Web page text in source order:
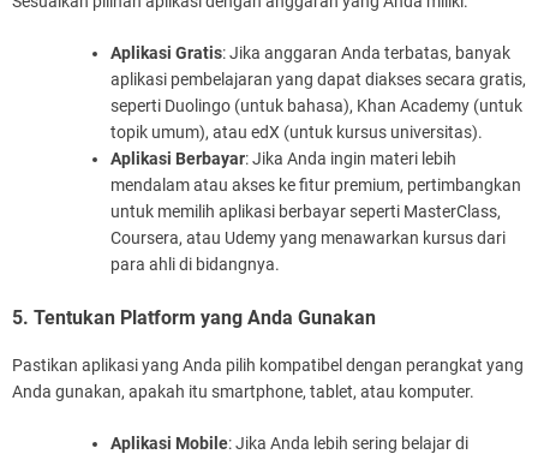
Aplikasi Gratis: Jika anggaran Anda terbatas, banyak
aplikasi pembelajaran yang dapat diakses secara gratis,
seperti Duolingo (untuk bahasa), Khan Academy (untuk
topik umum), atau edX (untuk kursus universitas).
Aplikasi Berbayar: Jika Anda ingin materi lebih
mendalam atau akses ke fitur premium, pertimbangkan
untuk memilih aplikasi berbayar seperti MasterClass,
Coursera, atau Udemy yang menawarkan kursus dari
para ahli di bidangnya.
5. Tentukan Platform yang Anda Gunakan
Pastikan aplikasi yang Anda pilih kompatibel dengan perangkat yang
Anda gunakan, apakah itu smartphone, tablet, atau komputer.
Aplikasi Mobile: Jika Anda lebih sering belajar di